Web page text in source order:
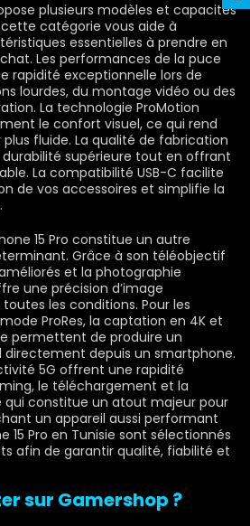
plusieurs modèles et capacités
cette catégorie vous aide à
essentielles à prendre en
Les performances de la puce
rapidité exceptionnelle lors de
lourdes, du montage vidéo ou des
La technologie ProMotion
le confort visuel, ce qui rend
plus fluide. La qualité de fabrication
supérieure tout en offrant
La compatibilité USB-C facilite
de vos accessoires et simplifie la
15 Pro constitue un autre
Grâce à son téléobjectif
et la photographie
une précision d’image
les conditions. Pour les
ProRes, la captation en 4K et
permettent de produire un
depuis un smartphone.
5G offrent une rapidité
le téléchargement et la
qui constitue un atout majeur pour
un appareil aussi performant
15 Pro en Tunisie sont sélectionnés
afin de garantir qualité, fiabilité et
sur Gamershop ?